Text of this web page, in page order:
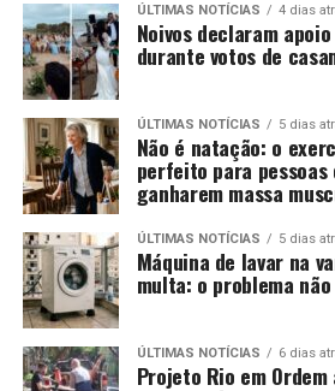
ÚLTIMAS NOTÍCIAS 4 dias
Noivos declaram
durante votos de
ÚLTIMAS NOTÍCIAS 5 dias
Não é natação: o
perfeito para pessoas
ganharem massa
ÚLTIMAS NOTÍCIAS 5 dias
Máquina de lavar na
multa: o problema
ÚLTIMAS NOTÍCIAS 6 dias
Projeto Rio em